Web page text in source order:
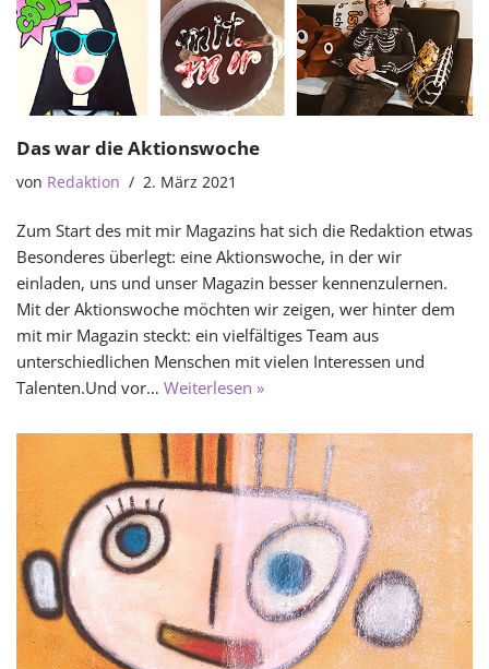
Das war die Aktionswoche
von Redaktion 2. März 2021
Zum Start des mit mir Magazins hat sich die Redaktion etwas
Besonderes überlegt: eine Aktionswoche, in der wir
einladen, uns und unser Magazin besser kennenzulernen.
Mit der Aktionswoche möchten wir zeigen, wer hinter dem
mit mir Magazin steckt: ein vielfältiges Team aus
unterschiedlichen Menschen mit vielen Interessen und
Talenten.Und vor… Weiterlesen »